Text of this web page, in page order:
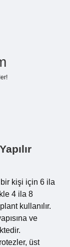
kişi için 6 ila
4 ila 8
kullanılır.
ve
üst